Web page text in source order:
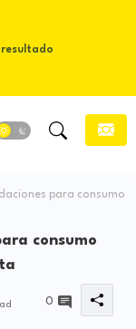
para consumo
consumo
0